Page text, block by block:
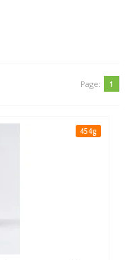
Page: 1
454g